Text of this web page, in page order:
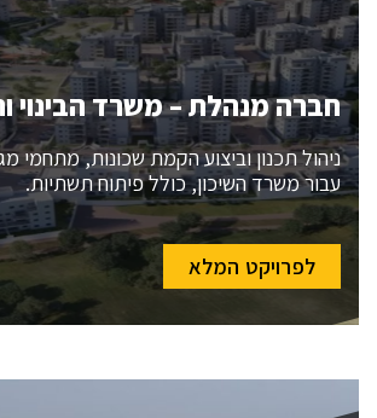
חברה מנהלת – משרד הבינוי
ניהול תכנון וביצוע הקמת שכונות, מתחמי
עבור משרד השיכון, כולל פיתוח תשתיות.
לפרויקט המלא